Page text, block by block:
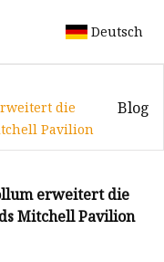
Deutsch
die
Pavilion
Blog
erweitert die
Mitchell Pavilion